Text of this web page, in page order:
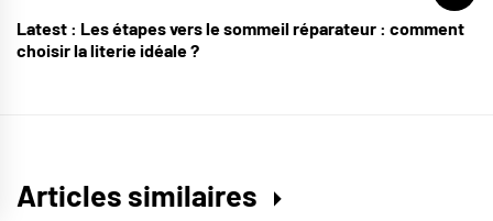
Latest : Les étapes vers le sommeil réparateur : comment
choisir la literie idéale ?
Articles similaires